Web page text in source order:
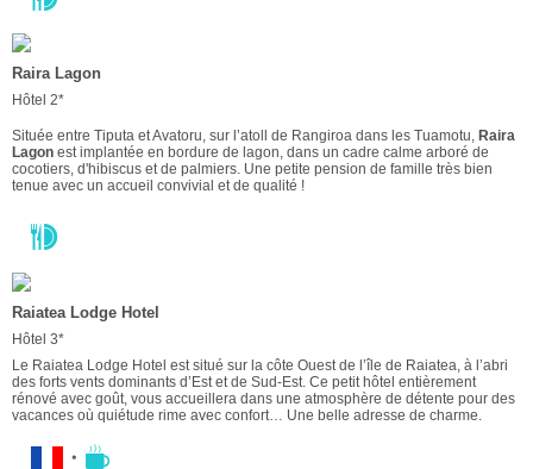
Raira Lagon
Hôtel 2*
Située entre Tiputa et Avatoru, sur l’atoll de Rangiroa dans les Tuamotu, Raira
Lagon est implantée en bordure de lagon, dans un cadre calme arboré de
cocotiers, d'hibiscus et de palmiers. Une petite pension de famille très bien
tenue avec un accueil convivial et de qualité !
Raiatea Lodge Hotel
Hôtel 3*
Le Raiatea Lodge Hotel est situé sur la côte Ouest de l’île de Raiatea, à l’abri
des forts vents dominants d’Est et de Sud-Est. Ce petit hôtel entièrement
rénové avec goût, vous accueillera dans une atmosphère de détente pour des
vacances où quiétude rime avec confort… Une belle adresse de charme.